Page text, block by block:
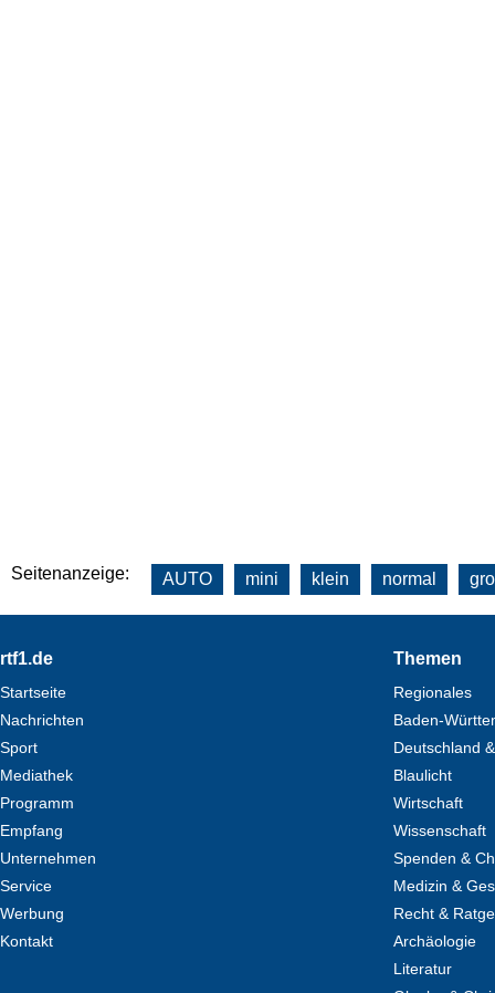
Seitenanzeige: AUTO mini klein normal
Footer
rtf1.de
Startseite
Nachrichten
Sport
Mediathek
Programm
Empfang
Unternehmen
Service
Werbung
Kontakt
Themen
Regionales
Baden-
Deutschland
Blaulicht
Wirtschaft
Wissenschaft
Spenden &
Medizin &
Recht &
Archäologie
Literatur